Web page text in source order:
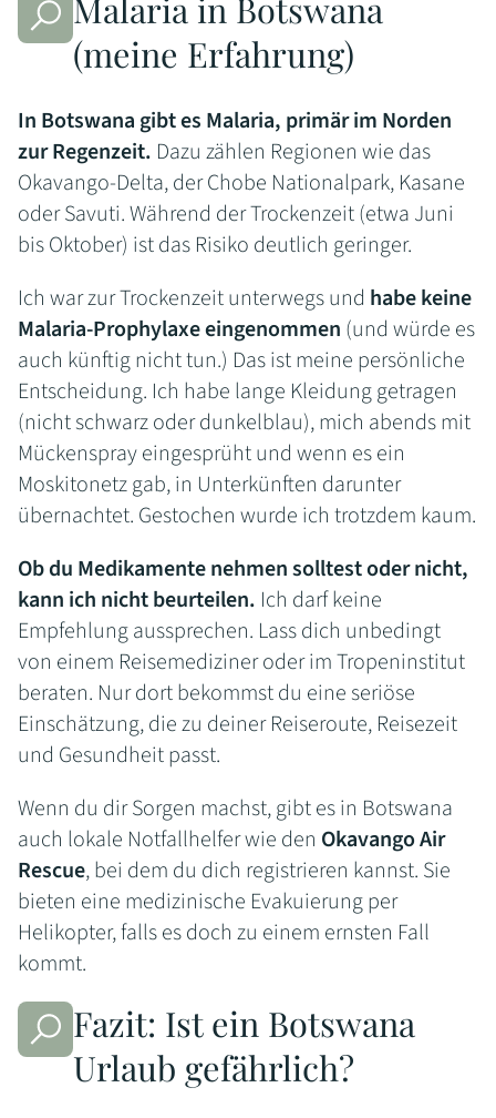
Malaria in Botswana
(meine Erfahrung)
In Botswana gibt es Malaria, primär im Norden
zur Regenzeit. Dazu zählen Regionen wie das
Okavango-Delta, der Chobe Nationalpark, Kasane
oder Savuti. Während der Trockenzeit (etwa Juni
bis Oktober) ist das Risiko deutlich geringer.
Ich war zur Trockenzeit unterwegs und habe keine
Malaria-Prophylaxe eingenommen (und würde es
auch künftig nicht tun.) Das ist meine persönliche
Entscheidung. Ich habe lange Kleidung getragen
(nicht schwarz oder dunkelblau), mich abends mit
Mückenspray eingesprüht und wenn es ein
Moskitonetz gab, in Unterkünften darunter
übernachtet. Gestochen wurde ich trotzdem kaum.
Ob du Medikamente nehmen solltest oder nicht,
kann ich nicht beurteilen. Ich darf keine
Empfehlung aussprechen. Lass dich unbedingt
von einem Reisemediziner oder im Tropeninstitut
beraten. Nur dort bekommst du eine seriöse
Einschätzung, die zu deiner Reiseroute, Reisezeit
und Gesundheit passt.
Wenn du dir Sorgen machst, gibt es in Botswana
auch lokale Notfallhelfer wie den Okavango Air
Rescue, bei dem du dich registrieren kannst. Sie
bieten eine medizinische Evakuierung per
Helikopter, falls es doch zu einem ernsten Fall
kommt.
Fazit: Ist ein Botswana
Urlaub gefährlich?